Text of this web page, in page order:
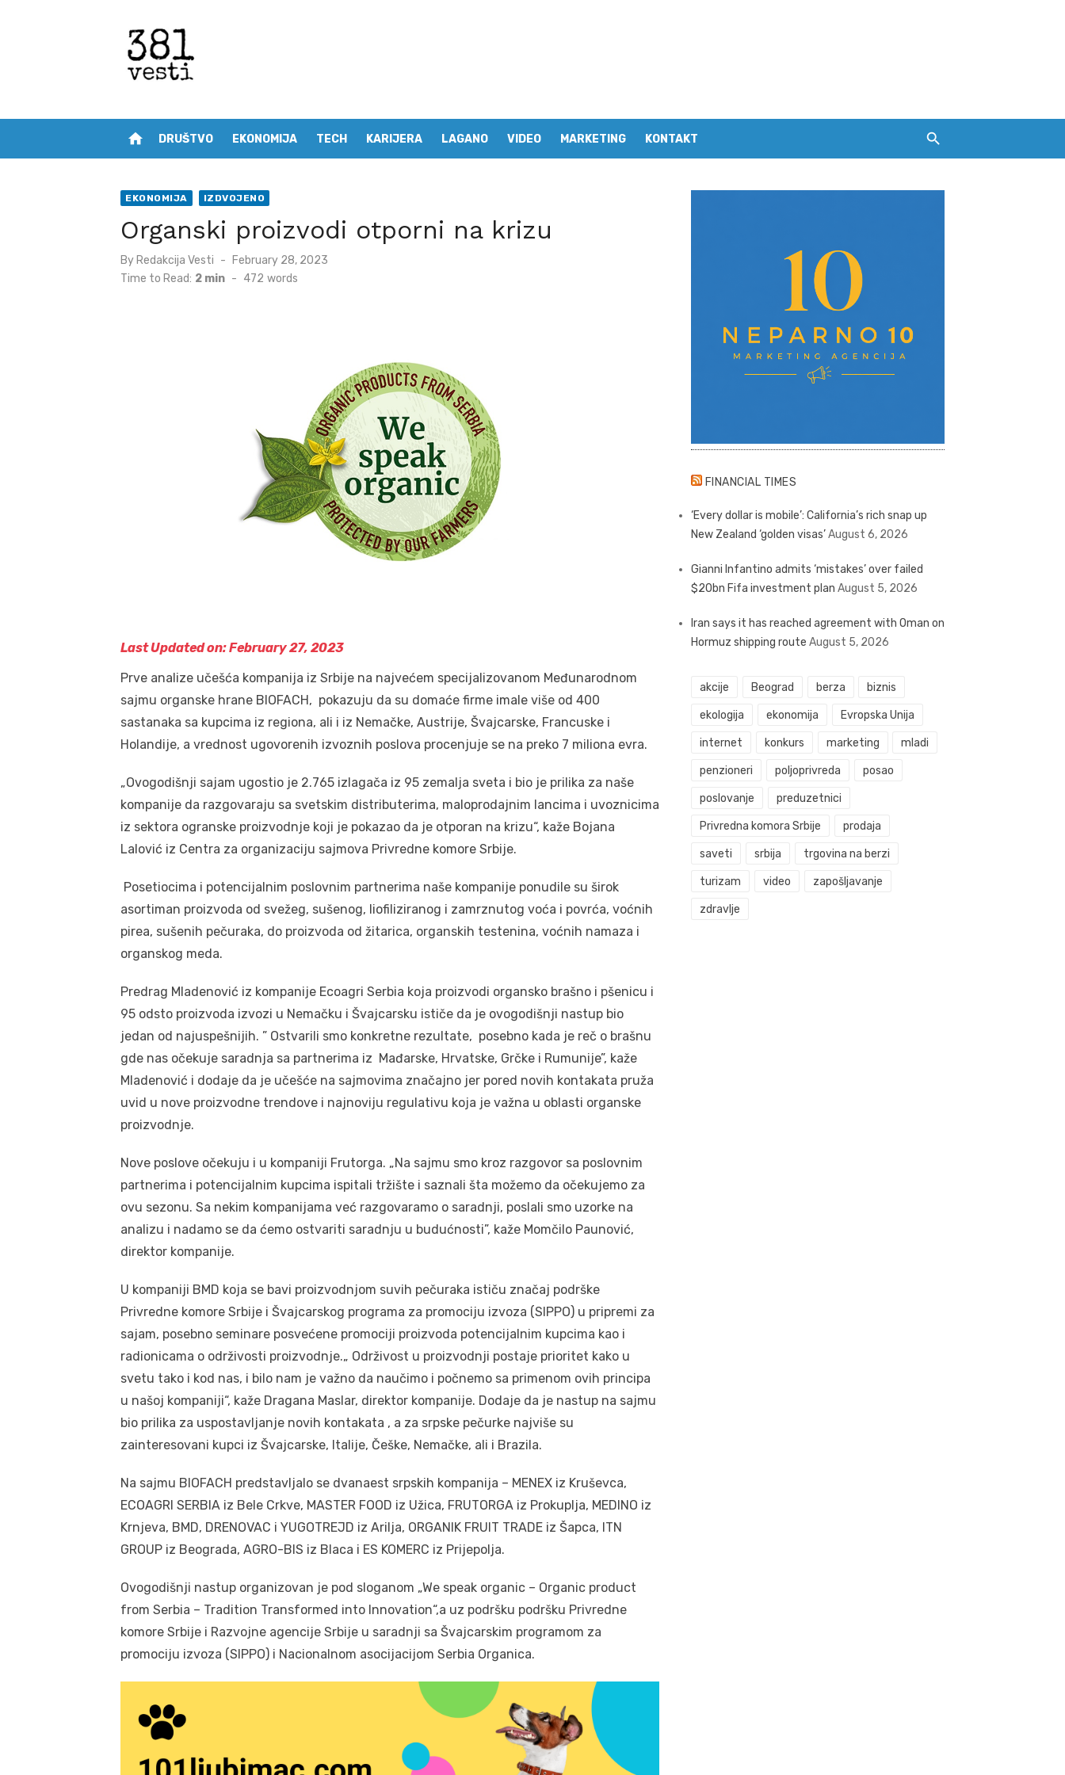
home DRUŠTVO EKONOMIJA TECH KARIJERA LAGANO VIDEO MARKETING KONTAKT
EKONOMIJA IZDVOJENO
Organski proizvodi otporni na krizu
By Redakcija Vesti
Posted
February 28, 2023
Time to Read: 2 min - 472 words
Last Updated on: February 27, 2023
Prve analize učešća kompanija iz Srbije na najvećem specijalizovanom Međunarodnom
sajmu organske hrane BIOFACH, pokazuju da su domaće firme imale više od 400
sastanaka sa kupcima iz regiona, ali i iz Nemačke, Austrije, Švajcarske, Francuske i
Holandije, a vrednost ugovorenih izvoznih poslova procenjuje se na preko 7 miliona evra.
„Ovogodišnji sajam ugostio je 2.765 izlagača iz 95 zemalja sveta i bio je prilika za naše
kompanije da razgovaraju sa svetskim distributerima, maloprodajnim lancima i uvoznicima
iz sektora ogranske proizvodnje koji je pokazao da je otporan na krizu“, kaže Bojana
Lalović iz Centra za organizaciju sajmova Privredne komore Srbije.
Posetiocima i potencijalnim poslovnim partnerima naše kompanije ponudile su širok
asortiman proizvoda od svežeg, sušenog, liofiliziranog i zamrznutog voća i povrća, voćnih
pirea, sušenih pečuraka, do proizvoda od žitarica, organskih testenina, voćnih namaza i
organskog meda.
Predrag Mladenović iz kompanije Ecoagri Serbia koja proizvodi organsko brašno i pšenicu i
95 odsto proizvoda izvozi u Nemačku i Švajcarsku ističe da je ovogodišnji nastup bio
jedan od najuspešnijih. ” Ostvarili smo konkretne rezultate, posebno kada je reč o brašnu
gde nas očekuje saradnja sa partnerima iz Mađarske, Hrvatske, Grčke i Rumunije”, kaže
Mladenović i dodaje da je učešće na sajmovima značajno jer pored novih kontakata pruža
uvid u nove proizvodne trendove i najnoviju regulativu koja je važna u oblasti organske
proizvodnje.
Nove poslove očekuju i u kompaniji Frutorga. „Na sajmu smo kroz razgovor sa poslovnim
partnerima i potencijalnim kupcima ispitali tržište i saznali šta možemo da očekujemo za
ovu sezonu. Sa nekim kompanijama već razgovaramo o saradnji, poslali smo uzorke na
analizu i nadamo se da ćemo ostvariti saradnju u budućnosti”, kaže Momčilo Paunović,
direktor kompanije.
U kompaniji BMD koja se bavi proizvodnjom suvih pečuraka ističu značaj podrške
Privredne komore Srbije i Švajcarskog programa za promociju izvoza (SIPPO) u pripremi za
sajam, posebno seminare posvećene promociji proizvoda potencijalnim kupcima kao i
radionicama o održivosti proizvodnje.„ Održivost u proizvodnji postaje prioritet kako u
svetu tako i kod nas, i bilo nam je važno da naučimo i počnemo sa primenom ovih principa
u našoj kompaniji“, kaže Dragana Maslar, direktor kompanije. Dodaje da je nastup na sajmu
bio prilika za uspostavljanje novih kontakata , a za srpske pečurke najviše su
zainteresovani kupci iz Švajcarske, Italije, Češke, Nemačke, ali i Brazila.
Na sajmu BIOFACH predstavljalo se dvanaest srpskih kompanija – MENEX iz Kruševca,
ECOAGRI SERBIA iz Bele Crkve, MASTER FOOD iz Užica, FRUTORGA iz Prokuplja, MEDINO iz
Krnjeva, BMD, DRENOVAC i YUGOTREJD iz Arilja, ORGANIK FRUIT TRADE iz Šapca, ITN
GROUP iz Beograda, AGRO-BIS iz Blaca i ES KOMERC iz Prijepolja.
Ovogodišnji nastup organizovan je pod sloganom „We speak organic – Organic product
from Serbia – Tradition Transformed into Innovation“,a uz podršku podršku Privredne
komore Srbije i Razvojne agencije Srbije u saradnji sa Švajcarskim programom za
promociju izvoza (SIPPO) i Nacionalnom asocijacijom Serbia Organica.
FINANCIAL TIMES
‘Every dollar is mobile’: California’s rich snap up
New Zealand ‘golden visas’August 6, 2026
Gianni Infantino admits ‘mistakes’ over failed
$20bn Fifa investment plan August 5, 2026
Iran says it has reached agreement with Oman on
Hormuz shipping route August 5, 2026
akcije Beograd berza biznis
ekologija ekonomija Evropska Unija
internet konkurs marketing mladi
penzioneri poljoprivreda posao
poslovanje preduzetnici
Privredna komora Srbije prodaja
saveti srbija trgovina na berzi
turizam video zapošljavanje
zdravlje